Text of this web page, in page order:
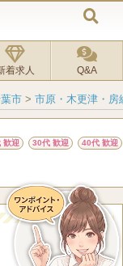
着求人 Q&A
市 > 市原・木更津・房
歓迎 30代 歓迎 40代 歓迎